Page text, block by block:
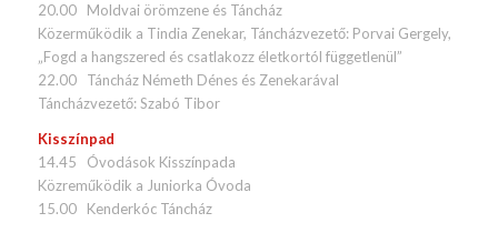
20.00 Moldvai örömzene és Táncház
Közerműködik a Tindia Zenekar, Táncházvezető: Porvai Gergely,
„Fogd a hangszered és csatlakozz életkortól függetlenül”
22.00 Táncház Németh Dénes és Zenekarával
Táncházvezető: Szabó Tibor
Kisszínpad
14.45 Óvodások Kisszínpada
Közreműködik a Juniorka Óvoda
15.00 Kenderkóc Táncház